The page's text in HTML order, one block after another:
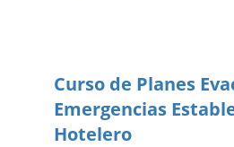
Curso de Planes
Emergencias
Hotelero